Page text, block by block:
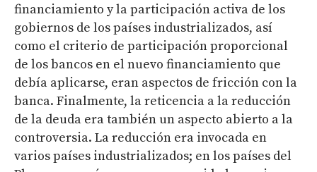
financiamiento y la participación activa de los
gobiernos de los países industrializados, así
como el criterio de participación proporcional
de los bancos en el nuevo financiamiento que
debía aplicarse, eran aspectos de fricción con la
banca. Finalmente, la reticencia a la reducción
de la deuda era también un aspecto abierto a la
controversia. La reducción era invocada en
varios países industrializados; en los países del